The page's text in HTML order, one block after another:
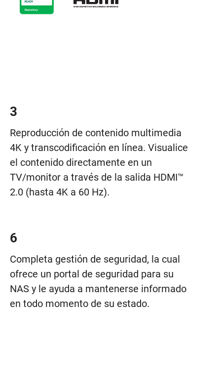
3
Reproducción de contenido multimedia
4K y transcodificación en línea. Visualice
el contenido directamente en un
TV/monitor a través de la salida HDMI™
2.0 (hasta 4K a 60 Hz).
6
Completa gestión de seguridad, la cual
ofrece un portal de seguridad para su
NAS y le ayuda a mantenerse informado
en todo momento de su estado.